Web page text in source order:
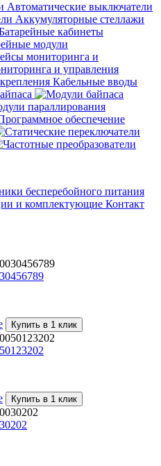
Автоматические выключатели
Аккумуляторные стеллажи
кабинеты
модули
мониторинга и
Кабельные вводы
бесперебойного питания
и комплектующие Контакт
Купить в 1 клик
Купить в 1 клик